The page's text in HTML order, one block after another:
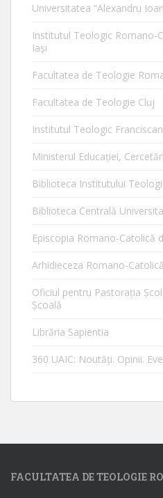
Universitatea ”Alexandru
Institutul Teologic Romano-
Iaşi
Facultatea de Teologie
Facultatea de Teologie Cluj
Institutul Teologic
Ministerul Educaţiei,
Biblioteca Institutului
Biblioteca Centrală
Episcopia Romano-Catolică
Arhidieceza Romano-
Oficiul pentru Pastorația
Școală
Librăria Sapientia
360 UAIC: Noutăţi. Opinii.
FACULTATEA DE TEOLOGIE